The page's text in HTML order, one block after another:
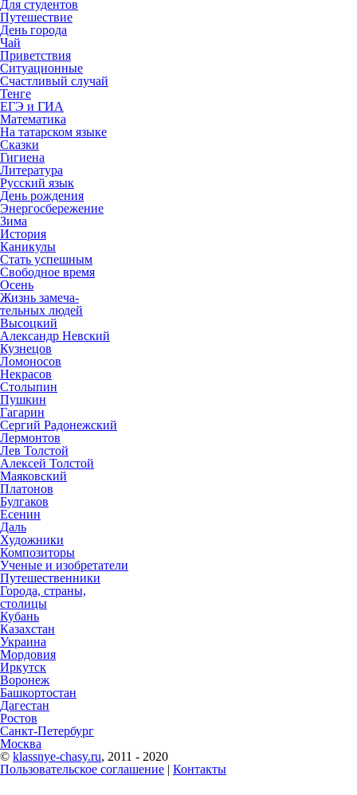
Для студентов
Путешествие
День города
Чай
Приветствия
Ситуационные
Счастливый случай
Тенге
ЕГЭ и ГИА
Математика
На татарском языке
Сказки
Гигиена
Литература
Русский язык
День рождения
Энергосбережение
Зима
История
Каникулы
Стать успешным
Свободное время
Осень
Жизнь замеча-
тельных людей
Высоцкий
Александр Невский
Кузнецов
Ломоносов
Некрасов
Столыпин
Пушкин
Гагарин
Сергий Радонежский
Лермонтов
Лев Толстой
Алексей Толстой
Маяковский
Платонов
Булгаков
Есенин
Даль
Художники
Композиторы
Ученые и изобретатели
Путешественники
Города, страны,
столицы
Кубань
Казахстан
Украина
Мордовия
Иркутск
Воронеж
Башкортостан
Дагестан
Ростов
Санкт-Петербург
Москва
© klassnye-chasy.ru, 2011 - 2020
Пользовательское соглашение | Контакты